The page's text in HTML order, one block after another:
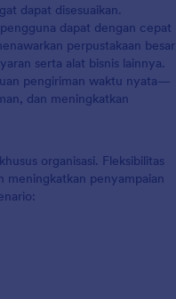
dapat disesuaikan.
dapat dengan cepat
perpustakaan besar
serta alat bisnis lainnya.
pengiriman waktu nyata—
dan meningkatkan
organisasi. Fleksibilitas
meningkatkan penyampaian